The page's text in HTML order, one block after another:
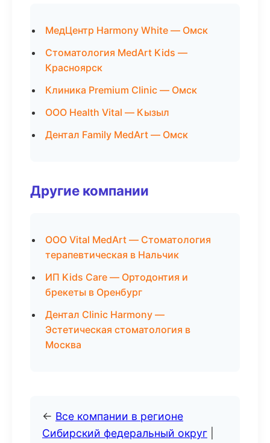
МедЦентр Harmony White — Омск
Стоматология MedArt Kids —
Красноярск
Клиника Premium Clinic — Омск
ООО Health Vital — Кызыл
Дентал Family MedArt — Омск
Другие компании
ООО Vital MedArt — Стоматология
терапевтическая в Нальчик
ИП Kids Care — Ортодонтия и
брекеты в Оренбург
Дентал Clinic Harmony —
Эстетическая стоматология в
Москва
← Все компании в регионе
Сибирский федеральный округ